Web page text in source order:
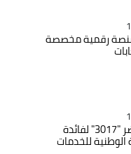
رقمية مخصصة
إطلاق الرقم الأخضر "3017" لفائدة
للخدمات